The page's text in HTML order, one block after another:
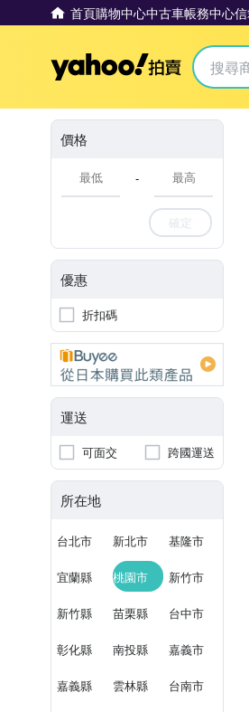
首頁購物中心中古車帳務中心
Yahoo拍
價格
-
確定
優惠
折扣碼
運送
可面交 跨國運送
所在地
台北市 新北市 基隆市
宜蘭縣 桃園市 新竹市
新竹縣 苗栗縣 台中市
彰化縣 南投縣 嘉義市
嘉義縣 雲林縣 台南市